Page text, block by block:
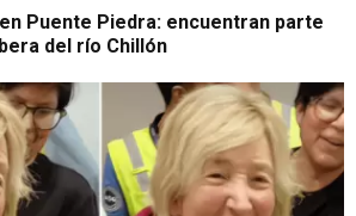
Puente Piedra: encuentran parte
del río Chillón